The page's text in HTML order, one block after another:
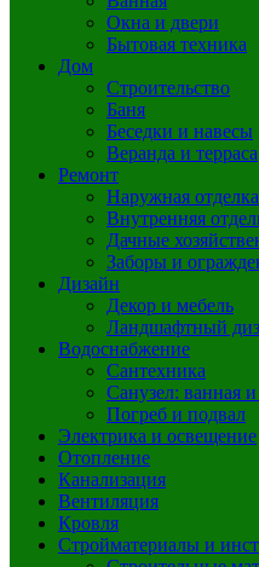
Окна и двери
Бытовая техника
Дом
Строительство
Баня
Беседки и навесы
Веранда и терраса
Ремонт
Наружная
Внутренняя
Дачные
Заборы и
Дизайн
Декор и мебель
Ландшафтный
Водоснабжение
Сантехника
Санузел: ванная и
Погреб и подвал
Электрика и освещение
Отопление
Канализация
Вентиляция
Кровля
Стройматериалы и